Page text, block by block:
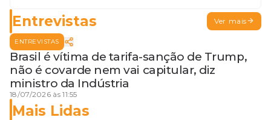
Entrevistas Ver mais
ENTREVISTAS
Brasil é vítima de tarifa-sanção de Trump,
não é covarde nem vai capitular, diz
ministro da Indústria
18/07/2026 às 11:55
Mais Lidas